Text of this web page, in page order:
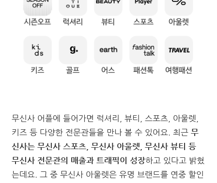
무신사 어플에 들어가면 럭셔리, 뷰티, 스포츠, 아울렛,
키즈 등 다양한 전문관들을 만나 볼 수 있어요. 최근 무
신사는 무신사 스포츠, 무신사 아울렛, 무신사 뷰티 등
무신사 전문관의 매출과 트래픽이 성장하고 있다고 밝혔
는데요. 그 중 무신사 아울렛은 유명 브랜드를 연중 할인